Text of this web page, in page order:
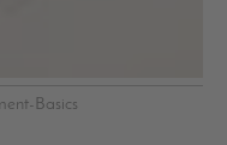
Basics